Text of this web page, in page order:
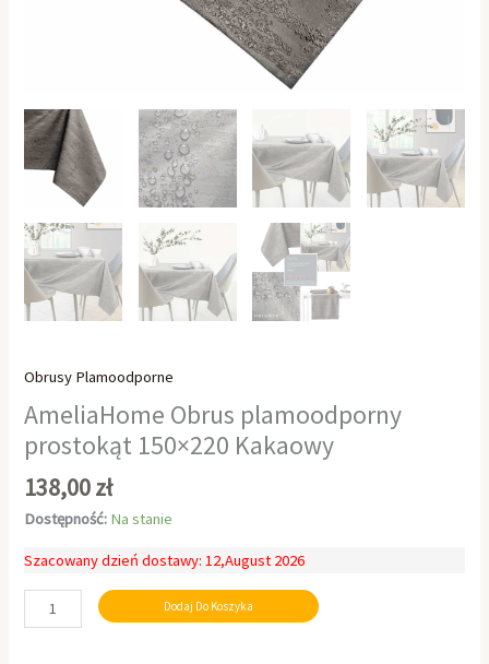
Obrusy Plamoodporne
AmeliaHome Obrus plamoodporny
prostokąt 150×220 Kakaowy
138,00zł
Dostępność: Na stanie
Szacowany dzień dostawy: 12,August 2026
Dodaj Do Koszyka